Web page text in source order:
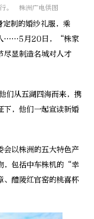
。 株洲广电供图
制的婚纱礼服，乘
……5月20日，“株家
显制造名城对人才
们从五湖四海而来，携
下，他们一起宣读新婚
以株洲的五大特色产
，包括中车株机的“幸
、醴陵红官窑的桃喜杯